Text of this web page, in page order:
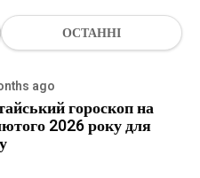
ОСТАННІ
ago
гороскоп на
2026 року для